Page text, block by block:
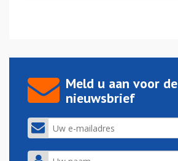
Meld u aan voor de
nieuwsbrief